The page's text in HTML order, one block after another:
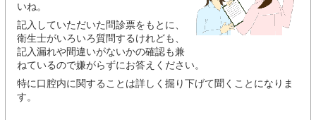
いね。
記入していただいた問診票をもとに、
衛生士がいろいろ質問するけれども、
記入漏れや間違いがないかの確認も兼
ねているので嫌がらずにお答えください。
特に口腔内に関することは詳しく掘り下げて聞くことになりま
す。